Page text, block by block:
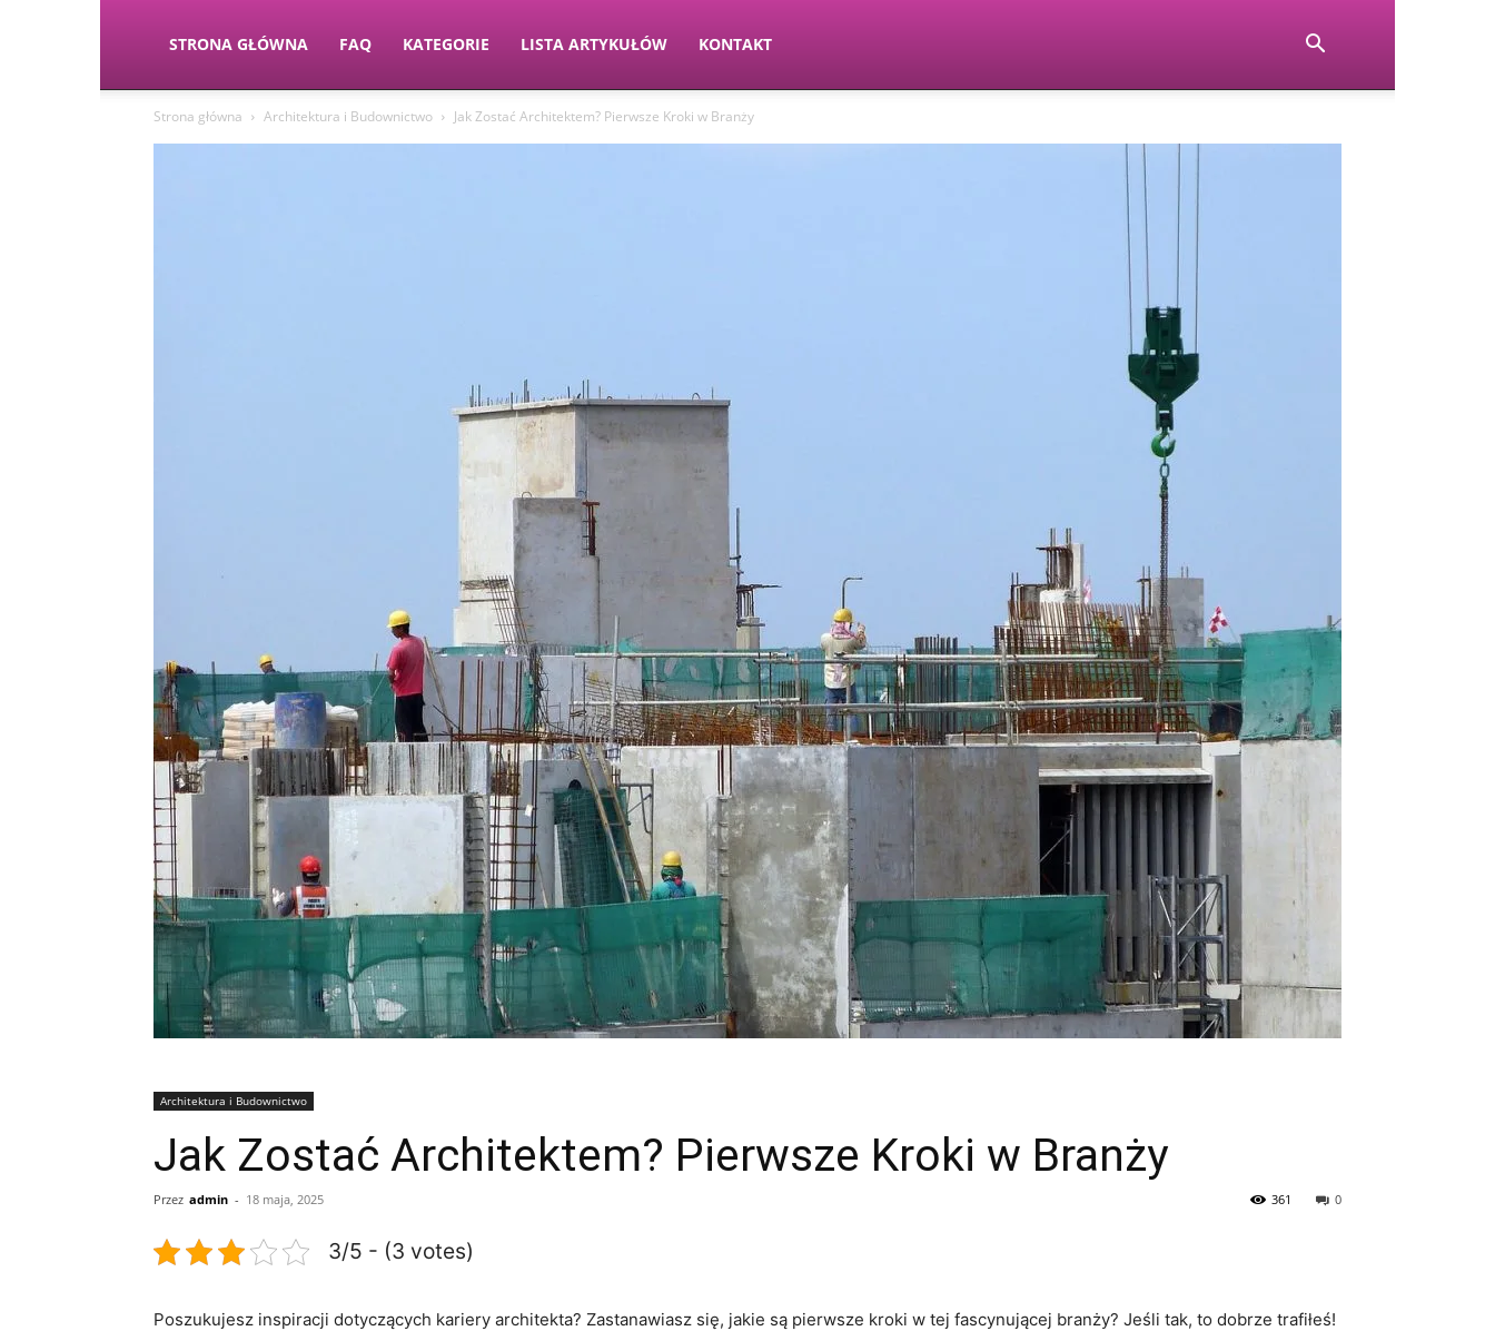
STRONA GŁÓWNA FAQ KATEGORIE LISTA ARTYKUŁÓW KONTAKT
Strona główna Architektura i Budownictwo Jak Zostać Architektem? Pierwsze Kroki w Branży
Architektura i Budownictwo
Jak Zostać Architektem? Pierwsze Kroki w Branży
Przez admin - 18 maja, 2025 0
361
3/5 - (3 votes)
Poszukujesz​ inspiracji dotyczących⁢ kariery ⁤architekta? Zastanawiasz się,⁤ jakie są⁤ pierwsze kroki w ⁢tej ⁣fascynującej branży? Jeśli tak, to dobrze​ trafiłeś!